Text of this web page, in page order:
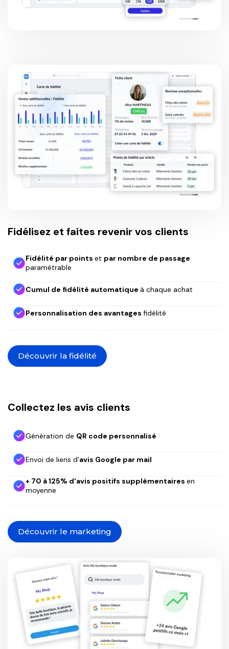
Fidélisez et faites revenir vos clients
Fidélité par points et par nombre de passage
paramétrable
Cumul de fidélité automatique à chaque achat
Personnalisation des avantages fidélité
Découvrir la fidélité
Collectez les avis clients
Génération de QR code personnalisé
Envoi de liens d'avis Google par mail
+ 70 à 125% d'avis positifs supplémentaires en
moyenne
Découvrir le marketing